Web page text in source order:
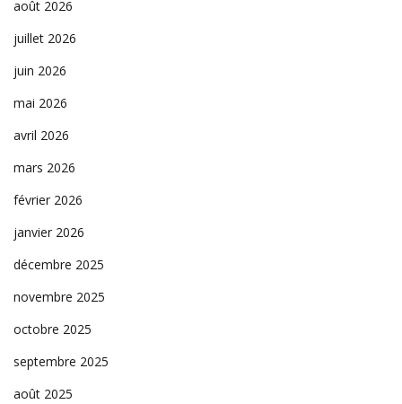
août 2026
juillet 2026
juin 2026
mai 2026
avril 2026
mars 2026
février 2026
janvier 2026
décembre 2025
novembre 2025
octobre 2025
septembre 2025
août 2025